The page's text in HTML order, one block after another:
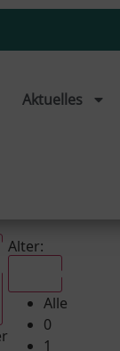
Aktuelles
Alter:
Alle
0
1